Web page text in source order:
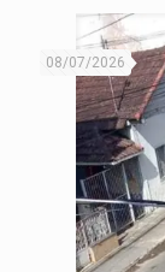
08/07/2026